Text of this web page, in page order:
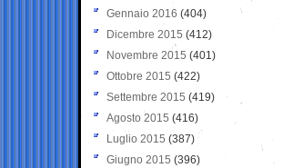
Gennaio 2016 (404)
Dicembre 2015 (412)
Novembre 2015 (401)
Ottobre 2015 (422)
Settembre 2015 (419)
Agosto 2015 (416)
Luglio 2015 (387)
Giugno 2015 (396)